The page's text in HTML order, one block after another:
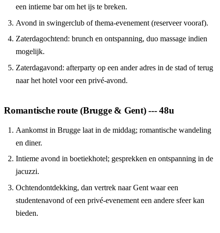
een intieme bar om het ijs te breken.
Avond in swingerclub of thema-evenement (reserveer vooraf).
Zaterdagochtend: brunch en ontspanning, duo massage indien
mogelijk.
Zaterdagavond: afterparty op een ander adres in de stad of terug
naar het hotel voor een privé-avond.
Romantische route (Brugge & Gent) --- 48u
Aankomst in Brugge laat in de middag; romantische wandeling
en diner.
Intieme avond in boetiekhotel; gesprekken en ontspanning in de
jacuzzi.
Ochtendontdekking, dan vertrek naar Gent waar een
studentenavond of een privé-evenement een andere sfeer kan
bieden.